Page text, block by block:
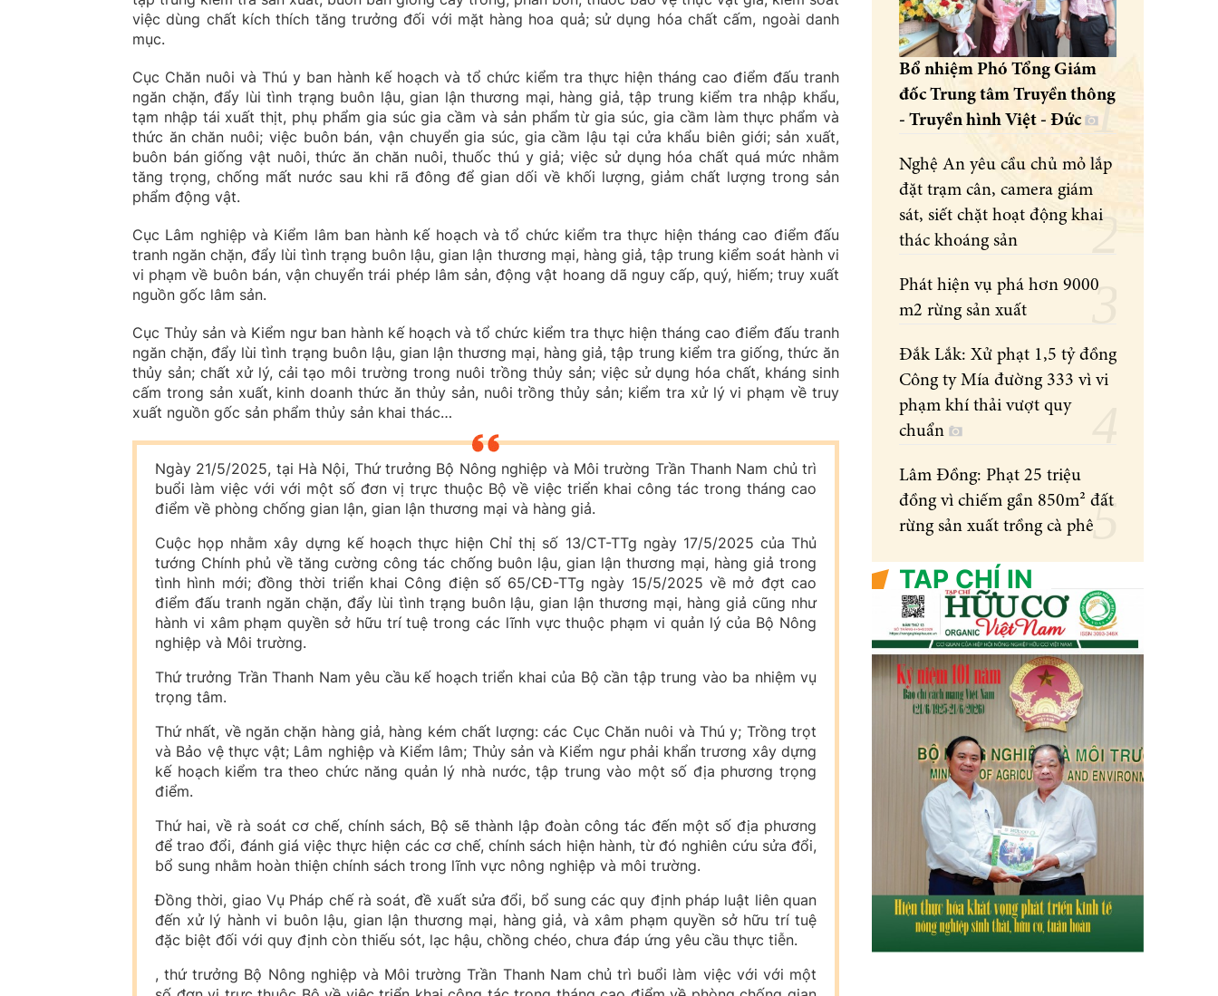
việc dùng chất kích thích tăng trưởng đối với mặt hàng hoa quả; sử dụng hóa chất cấm, ngoài danh
mục.
Cục Chăn nuôi và Thú y ban hành kế hoạch và tổ chức kiểm tra thực hiện tháng cao điểm đấu tranh
ngăn chặn, đẩy lùi tình trạng buôn lậu, gian lận thương mại, hàng giả, tập trung kiểm tra nhập khẩu,
tạm nhập tái xuất thịt, phụ phẩm gia súc gia cầm và sản phẩm từ gia súc, gia cầm làm thực phẩm và
thức ăn chăn nuôi; việc buôn bán, vận chuyển gia súc, gia cầm lậu tại cửa khẩu biên giới; sản xuất,
buôn bán giống vật nuôi, thức ăn chăn nuôi, thuốc thú y giả; việc sử dụng hóa chất quá mức nhằm
tăng trọng, chống mất nước sau khi rã đông để gian dối về khối lượng, giảm chất lượng trong sản
phẩm động vật.
Cục Lâm nghiệp và Kiểm lâm ban hành kế hoạch và tổ chức kiểm tra thực hiện tháng cao điểm đấu
tranh ngăn chặn, đẩy lùi tình trạng buôn lậu, gian lận thương mại, hàng giả, tập trung kiểm soát hành vi
vi phạm về buôn bán, vận chuyển trái phép lâm sản, động vật hoang dã nguy cấp, quý, hiếm; truy xuất
nguồn gốc lâm sản.
Cục Thủy sản và Kiểm ngư ban hành kế hoạch và tổ chức kiểm tra thực hiện tháng cao điểm đấu tranh
ngăn chặn, đẩy lùi tình trạng buôn lậu, gian lận thương mại, hàng giả, tập trung kiểm tra giống, thức ăn
thủy sản; chất xử lý, cải tạo môi trường trong nuôi trồng thủy sản; việc sử dụng hóa chất, kháng sinh
cấm trong sản xuất, kinh doanh thức ăn thủy sản, nuôi trồng thủy sản; kiểm tra xử lý vi phạm về truy
xuất nguồn gốc sản phẩm thủy sản khai thác…
Ngày 21/5/2025, tại Hà Nội, Thứ trưởng Bộ Nông nghiệp và Môi trường Trần Thanh Nam chủ trì
buổi làm việc với với một số đơn vị trực thuộc Bộ về việc triển khai công tác trong tháng cao
điểm về phòng chống gian lận, gian lận thương mại và hàng giả.
Cuộc họp nhằm xây dựng kế hoạch thực hiện Chỉ thị số 13/CT-TTg ngày 17/5/2025 của Thủ
tướng Chính phủ về tăng cường công tác chống buôn lậu, gian lận thương mại, hàng giả trong
tình hình mới; đồng thời triển khai Công điện số 65/CĐ-TTg ngày 15/5/2025 về mở đợt cao
điểm đấu tranh ngăn chặn, đẩy lùi tình trạng buôn lậu, gian lận thương mại, hàng giả cũng như
hành vi xâm phạm quyền sở hữu trí tuệ trong các lĩnh vực thuộc phạm vi quản lý của Bộ Nông
nghiệp và Môi trường.
Thứ trưởng Trần Thanh Nam yêu cầu kế hoạch triển khai của Bộ cần tập trung vào ba nhiệm vụ
trọng tâm.
Thứ nhất, về ngăn chặn hàng giả, hàng kém chất lượng: các Cục Chăn nuôi và Thú y; Trồng trọt
và Bảo vệ thực vật; Lâm nghiệp và Kiểm lâm; Thủy sản và Kiểm ngư phải khẩn trương xây dựng
kế hoạch kiểm tra theo chức năng quản lý nhà nước, tập trung vào một số địa phương trọng
điểm.
Thứ hai, về rà soát cơ chế, chính sách, Bộ sẽ thành lập đoàn công tác đến một số địa phương
để trao đổi, đánh giá việc thực hiện các cơ chế, chính sách hiện hành, từ đó nghiên cứu sửa đổi,
bổ sung nhằm hoàn thiện chính sách trong lĩnh vực nông nghiệp và môi trường.
Đồng thời, giao Vụ Pháp chế rà soát, đề xuất sửa đổi, bổ sung các quy định pháp luật liên quan
đến xử lý hành vi buôn lậu, gian lận thương mại, hàng giả, và xâm phạm quyền sở hữu trí tuệ
đặc biệt đối với quy định còn thiếu sót, lạc hậu, chồng chéo, chưa đáp ứng yêu cầu thực tiễn.
, thứ trưởng Bộ Nông nghiệp và Môi trường Trần Thanh Nam chủ trì buổi làm việc với với một
Bổ nhiệm Phó Tổng Giám
đốc Trung tâm Truyền thông
- Truyền hình Việt - Đức
Nghệ An yêu cầu chủ mỏ lắp
đặt trạm cân, camera giám
sát, siết chặt hoạt động khai
thác khoáng sản
Phát hiện vụ phá hơn 9000
m2 rừng sản xuất
Đắk Lắk: Xử phạt 1,5 tỷ đồng
Công ty Mía đường 333 vì vi
phạm khí thải vượt quy
chuẩn
Lâm Đồng: Phạt 25 triệu
đồng vì chiếm gần 850m² đất
rừng sản xuất trồng cà phê
TẠP CHÍ IN